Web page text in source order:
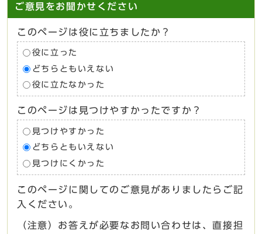
ご意見をお聞かせください
このページは役に立ちましたか？
役に立った
どちらともいえない
役に立たなかった
このページは見つけやすかったですか？
見つけやすかった
どちらともいえない
見つけにくかった
このページに関してのご意見がありましたらご記
入ください。
（注意）お答えが必要なお問い合わせは、直接担